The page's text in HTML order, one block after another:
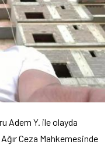
Adem Y. ile olayda
Ceza Mahkemesinde